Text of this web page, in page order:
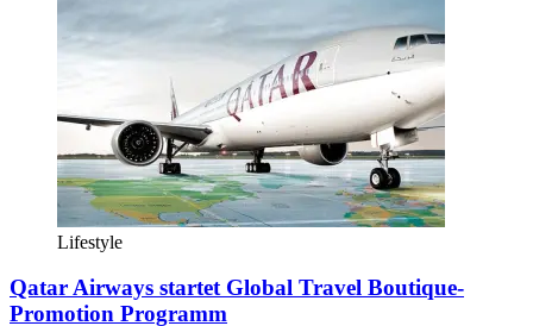
Lifestyle
Qatar Airways startet Global Travel Boutique-
Promotion Programm